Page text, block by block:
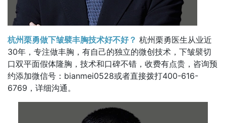
杭州栗勇做下皱襞丰胸技术好不好？ 杭州栗勇医生从业近
30年，专注做丰胸，有自己的独立的微创技术，下皱襞切
口双平面假体隆胸，技术和口碑不错，收费有点贵，咨询预
约添加微信号：bianmei0528或者直接拨打400-616-
6769，详细沟通。